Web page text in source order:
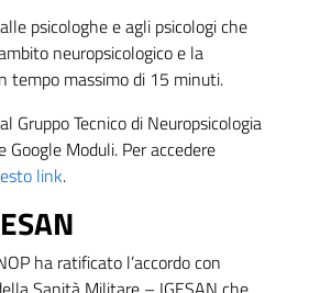
psicologhe e agli psicologi che
neuropsicologico e la
tempo massimo di 15 minuti.
Gruppo Tecnico di Neuropsicologia
Google Moduli. Per accedere
link.
ha ratificato l’accordo con